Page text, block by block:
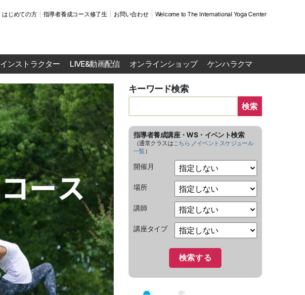
はじめての方 指導者養成コース修了生 お問い合わせ Welcome to The International Yoga Center
インストラクター LIVE&動画配信 オンラインショップ ケンハラクマ
キーワード検索
検索
指導者養成講座・WS・イベント検索
（通常クラスはこちら ／イベントスケジュール
一覧）
開催月
場所
講師
講座タイプ